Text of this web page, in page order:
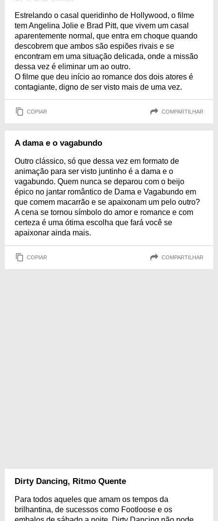
Estrelando o casal queridinho de Hollywood, o filme
tem Angelina Jolie e Brad Pitt, que vivem um casal
aparentemente normal, que entra em choque quando
descobrem que ambos são espiões rivais e se
encontram em uma situação delicada, onde a missão
dessa vez é eliminar um ao outro.
O filme que deu início ao romance dos dois atores é
contagiante, digno de ser visto mais de uma vez.
COPIAR COMPARTILHAR
A dama e o vagabundo
Outro clássico, só que dessa vez em formato de
animação para ser visto juntinho é a dama e o
vagabundo. Quem nunca se deparou com o beijo
épico no jantar romântico de Dama e Vagabundo em
que comem macarrão e se apaixonam um pelo outro?
A cena se tornou símbolo do amor e romance e com
certeza é uma ótima escolha que fará você se
apaixonar ainda mais.
COPIAR COMPARTILHAR
Dirty Dancing, Ritmo Quente
Para todos aqueles que amam os tempos da
brilhantina, de sucessos como Footloose e os